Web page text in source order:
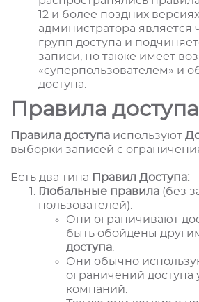
12 и более поздних
администратора является
групп доступа и
записи, но также имеет
«суперпользователем» и
доступа.
Правила доступа
Правила доступа используют
выборки записей с
Есть два типа Правил Доступа:
Глобальные правила (без
пользователей).
Они ограничивают
быть обойдены
доступа
Они обычно
ограничений доступа
компаний.